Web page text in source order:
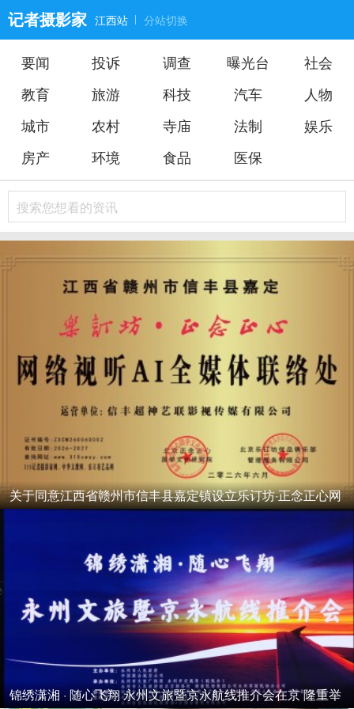
记者摄影家 江西站 分站切换
个
人
心
要闻 投诉 调查 曝光台
社会
教育
旅游 科技 汽车
人物
城市
农村 寺庙 法制
娱乐
房产
环境 食品 医保
关于同意江西省赣州市信丰县嘉定镇设立乐订坊·正念正心网
锦绣潇湘 · 随心飞翔 永州文旅暨京永航线推介会在京 隆重举